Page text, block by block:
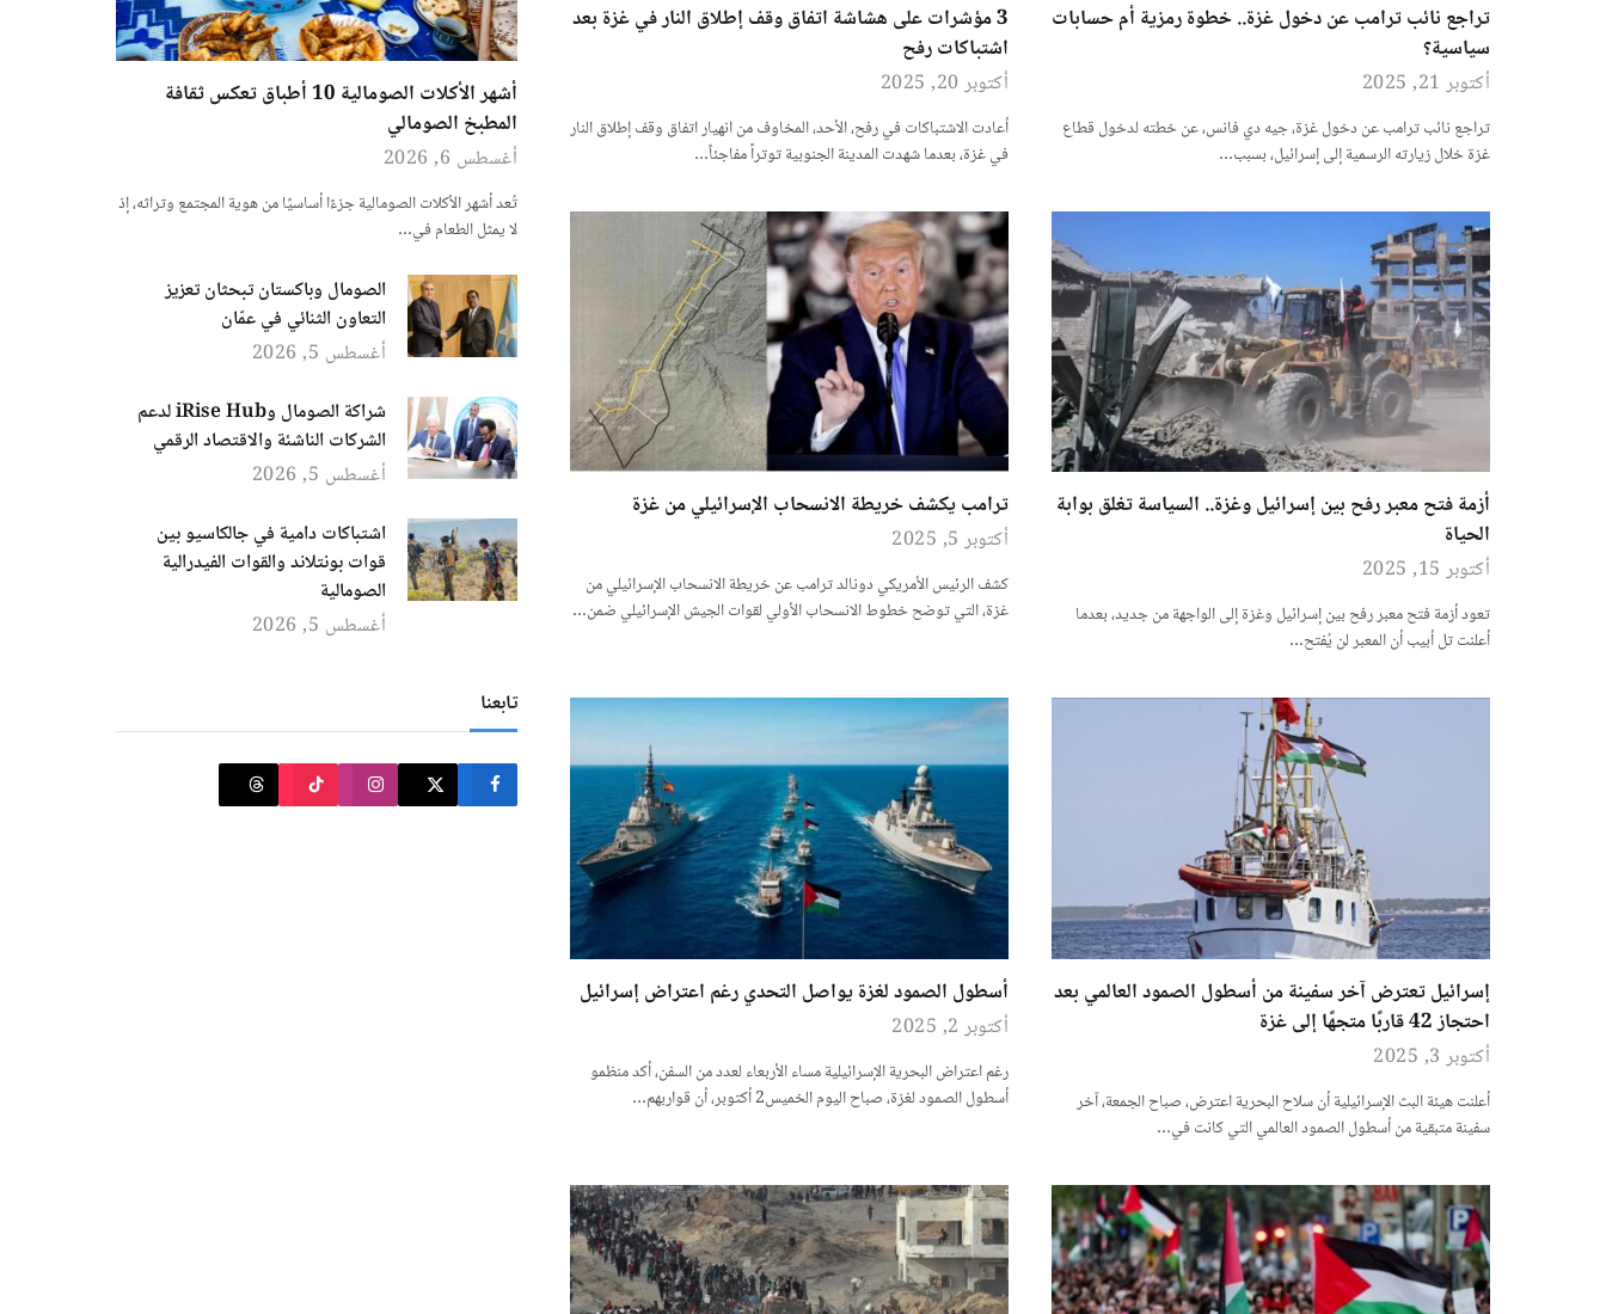
تراجع نائب ترامب عن دخول غزة.. خطوة رمزية أم حسابات
سياسية؟
أكتوبر 21, 2025
تراجع نائب ترامب عن دخول غزة، جيه دي فانس، عن خطته لدخول قطاع
غزة خلال زيارته الرسمية إلى إسرائيل، بسبب…
3 مؤشرات على هشاشة اتفاق وقف إطلاق النار في غزة بعد
اشتباكات رفح
أكتوبر 20, 2025
أعادت الاشتباكات في رفح، الأحد، المخاوف من انهيار اتفاق وقف إطلاق النار
في غزة، بعدما شهدت المدينة الجنوبية توتراً مفاجئاً…
أزمة فتح معبر رفح بين إسرائيل وغزة.. السياسة تغلق بوابة
الحياة
أكتوبر 15, 2025
تعود أزمة فتح معبر رفح بين إسرائيل وغزة إلى الواجهة من جديد، بعدما
أعلنت تل أبيب أن المعبر لن يُفتح…
ترامب يكشف خريطة الانسحاب الإسرائيلي من غزة
أكتوبر 5, 2025
كشف الرئيس الأمريكي دونالد ترامب عن خريطة الانسحاب الإسرائيلي من
غزة، التي توضح خطوط الانسحاب الأولي لقوات الجيش الإسرائيلي ضمن…
إسرائيل تعترض آخر سفينة من أسطول الصمود العالمي بعد
احتجاز 42 قاربًا متجهًا إلى غزة
أكتوبر 3, 2025
أعلنت هيئة البث الإسرائيلية أن سلاح البحرية اعترض، صباح الجمعة، آخر
سفينة متبقية من أسطول الصمود العالمي التي كانت في…
أسطول الصمود لغزة يواصل التحدي رغم اعتراض إسرائيل
أكتوبر 2, 2025
رغم اعتراض البحرية الإسرائيلية مساء الأربعاء لعدد من السفن، أكد منظمو
أسطول الصمود لغزة، صباح اليوم الخميس2 أكتوبر، أن قواربهم…
أشهر الأكلات الصومالية 10 أطباق تعكس ثقافة
المطبخ الصومالي
أغسطس 6, 2026
تُعد أشهر الأكلات الصومالية جزءًا أساسيًا من هوية المجتمع وتراثه، إذ
لا يمثل الطعام في…
الصومال وباكستان تبحثان تعزيز
التعاون الثنائي في عمّان
أغسطس 5, 2026
شراكة الصومال وiRise Hub لدعم
الشركات الناشئة والاقتصاد الرقمي
أغسطس 5, 2026
اشتباكات دامية في جالكاسيو بين
قوات بونتلاند والقوات الفيدرالية
الصومالية
أغسطس 5, 2026
تابعنا